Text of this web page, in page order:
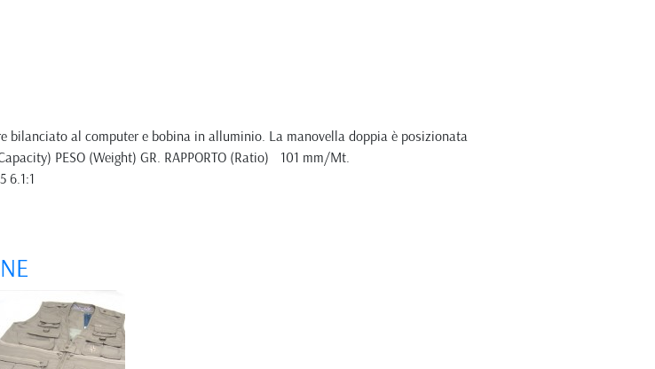
al computer e bobina in alluminio. La manovella doppia è posizionata
PESO (Weight) GR. RAPPORTO (Ratio) 101 mm/Mt.
6.1:1